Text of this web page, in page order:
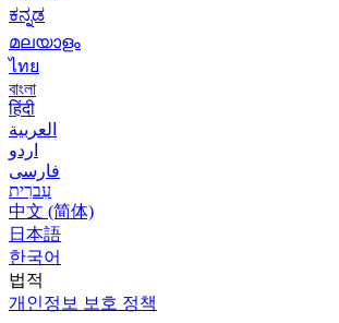
ಕನ್ನಡ
മലയാളം
ไทย
বাংলা
हिंदी
العربية
اردو
فارسی
עִברִית
中文 (简体)
日本語
한국어
법적
개인정보 보호 정책